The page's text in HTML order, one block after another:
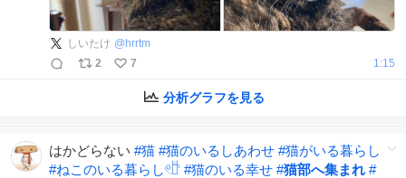
しいたけ @ hrrtm
2
7 1:15
分析グラフを見る
はかどらない #猫 #猫のいるしあわせ #猫がいる暮らし
#ねこのいる暮らし𓏲𓎨 #猫のいる幸せ #猫部へ集まれ #